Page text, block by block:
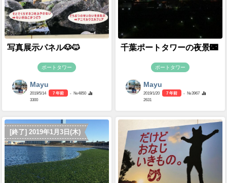
写真展示パネル🐶🐱
ポートタワー
Mayu
2019/5/14 7 年前
- №4850
3300
千葉ポートタワーの夜景🌃
ポートタワー
Mayu
2019/1/20 7 年前
- №3967
2631
[終了] 2019年1月3日(木)